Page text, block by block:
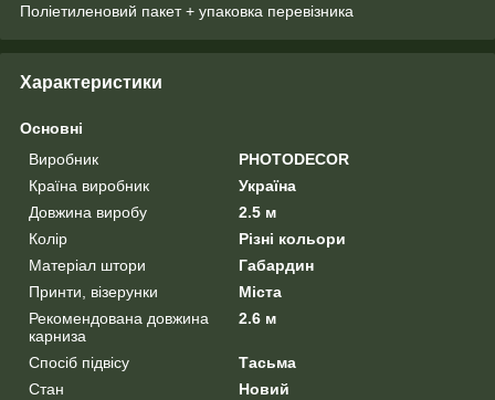
Поліетиленовий пакет + упаковка перевізника
Характеристики
Основні
Виробник
PHOTODECOR
Країна виробник
Україна
Довжина виробу
2.5 м
Колір
Різні кольори
Матеріал штори
Габардин
Принти, візерунки
Міста
Рекомендована довжина
карниза
2.6 м
Спосіб підвісу
Тасьма
Стан
Новий